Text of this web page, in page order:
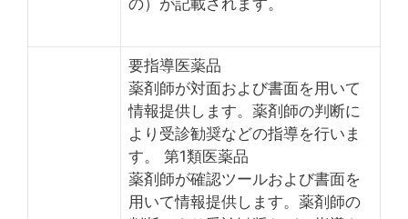
要指導医薬品
薬剤師が対面および書面を用いて
情報提供します。薬剤師の判断に
より受診勧奨などの指導を行いま
す。 第1類医薬品
薬剤師が確認ツールおよび書面を
用いて情報提供します。薬剤師の